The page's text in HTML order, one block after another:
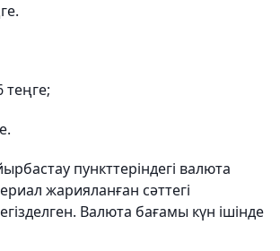
теңге;
пункттеріндегі валюта
жарияланған сәттегі
Валюта бағамы күн ішінде